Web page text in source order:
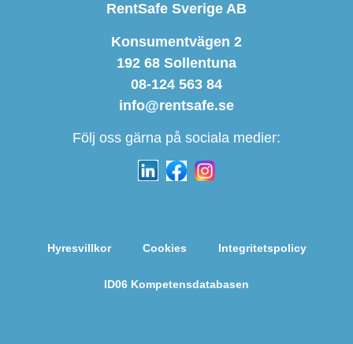
RentSafe Sverige AB
Konsumentvägen 2
192 68 Sollentuna
08-124 563 84
info@rentsafe.se
Följ oss gärna på sociala medier:
Hyresvillkor Cookies Integritetspolicy
ID06 Kompetensdatabasen